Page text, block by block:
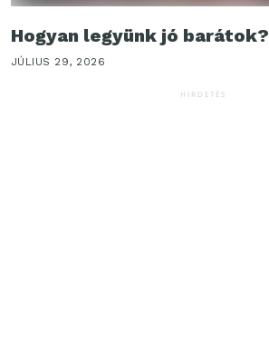
Hogyan legyünk jó barátok?
JÚLIUS 29, 2026
HIRDETÉS